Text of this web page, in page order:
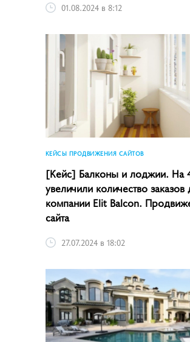
01.08.2024 в 8:12
КЕЙСЫ ПРОДВИЖЕНИЯ САЙТОВ
[Кейс] Балконы и лоджии. На
увеличили количество заказов
компании Elit Balcon.
сайта
27.07.2024 в 18:02